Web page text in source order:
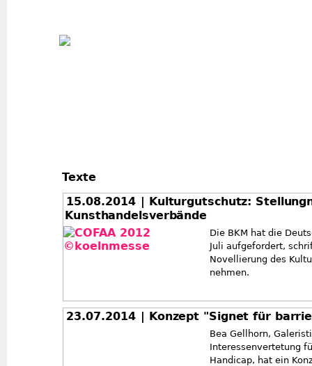
Texte
15.08.2014 | Kulturgutschutz:
Kunsthandelsverbände
Die BKM hat die
Juli aufgefordert,
Novellierung des
nehmen.
23.07.2014 | Konzept "Signet für
Bea Gellhorn,
Interessenvertetung
Handicap, hat ein